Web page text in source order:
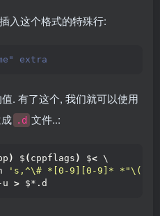
入这个格式的特殊行:
extra
. 有了这个, 我们就可以使用
.d 文件..:
) $ ( cppflags ) $< \
's,^\# *[0-9][0-9]*
> $*.d